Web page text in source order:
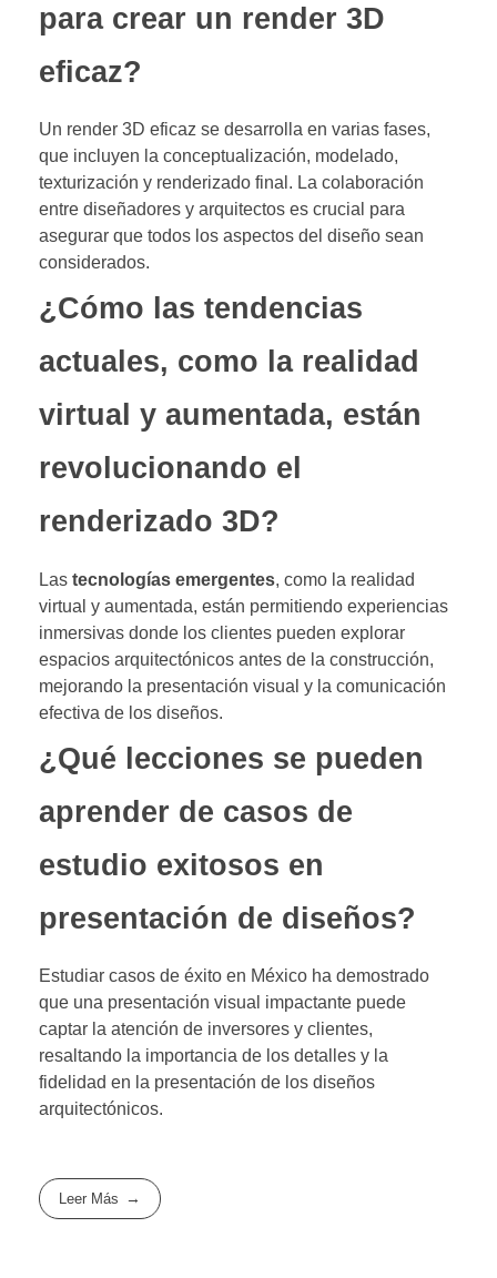
para crear un render 3D
eficaz?
Un render 3D eficaz se desarrolla en varias fases,
que incluyen la conceptualización, modelado,
texturización y renderizado final. La colaboración
entre diseñadores y arquitectos es crucial para
asegurar que todos los aspectos del diseño sean
considerados.
¿Cómo las tendencias
actuales, como la realidad
virtual y aumentada, están
revolucionando el
renderizado 3D?
Las tecnologías emergentes, como la realidad
virtual y aumentada, están permitiendo experiencias
inmersivas donde los clientes pueden explorar
espacios arquitectónicos antes de la construcción,
mejorando la presentación visual y la comunicación
efectiva de los diseños.
¿Qué lecciones se pueden
aprender de casos de
estudio exitosos en
presentación de diseños?
Estudiar casos de éxito en México ha demostrado
que una presentación visual impactante puede
captar la atención de inversores y clientes,
resaltando la importancia de los detalles y la
fidelidad en la presentación de los diseños
arquitectónicos.
Leer Más